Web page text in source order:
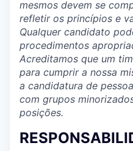
mesmos devem se
refletir os princípios e
Qualquer candidato
procedimentos
Acreditamos que um
para cumprir a nossa
a candidatura de
com grupos
posições.